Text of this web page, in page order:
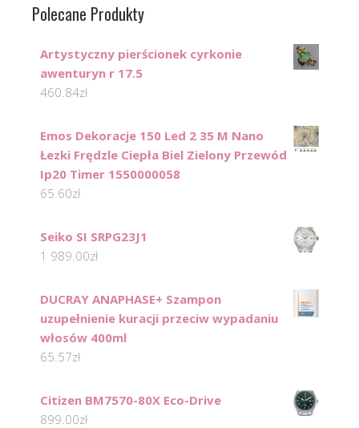
Polecane Produkty
Artystyczny pierścionek cyrkonie
awenturyn r 17.5
460.84zł
Emos Dekoracje 150 Led 2 35 M Nano
Łezki Frędzle Ciepła Biel Zielony Przewód
Ip20 Timer 1550000058
65.60zł
Seiko SI SRPG23J1
1 989.00zł
DUCRAY ANAPHASE+ Szampon
uzupełnienie kuracji przeciw wypadaniu
włosów 400ml
65.57zł
Citizen BM7570-80X Eco-Drive
899.00zł